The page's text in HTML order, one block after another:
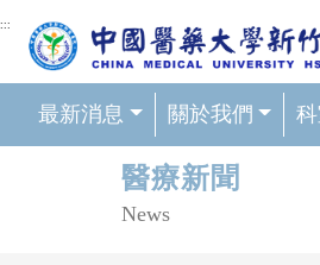
網頁頂端重要消息及連結
:::
最新消息 關於我們
醫療新聞
News